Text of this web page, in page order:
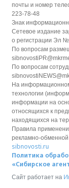
почты и номер
223-78-48
Знак
Сетевое издание
о регистрации Эл
По вопросам
По вопросам
На
технологии
информации на
относящихся к
находящихся на
Правила
рекламно-
sibnovosti.ru
Политика
«Сибирское
Сайт работает на